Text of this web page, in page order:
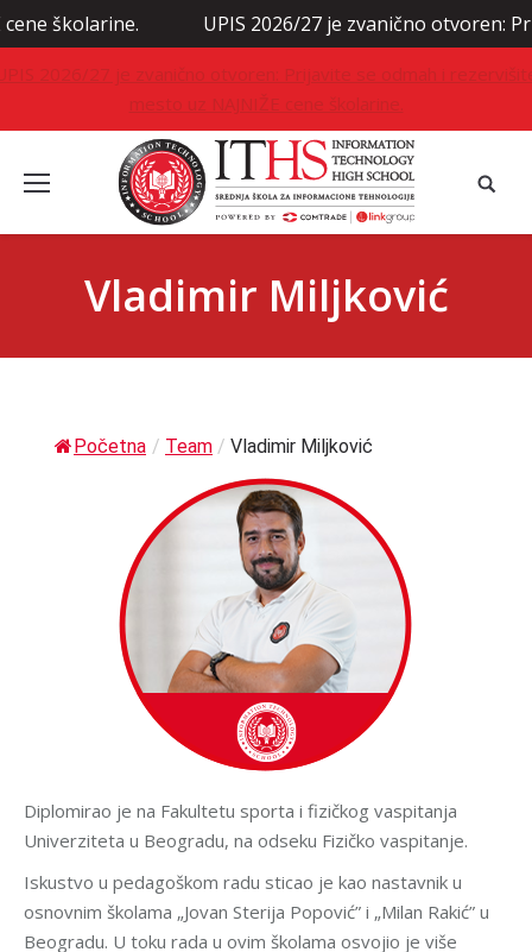
UPIS 2026/27 je zvanično otvoren:
2026/27 je zvanično otvoren: Prijavite se odmah i
mesto uz NAJNIŽE cene školarine.
Vladimir Miljković
Početna / Team / Vladimir Miljković
Diplomirao je na Fakultetu sporta i fizičkog vaspitanja
Univerziteta u Beogradu, na odseku Fizičko vaspitanje.
Iskustvo u pedagoškom radu sticao je kao nastavnik u
osnovnim školama „Jovan Sterija Popović” i „Milan Rakić” u
Beogradu. U toku rada u ovim školama osvojio je više